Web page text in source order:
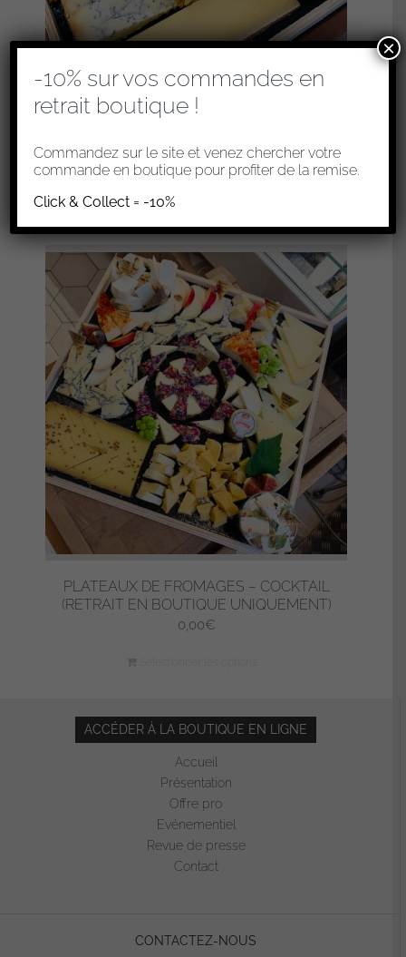
PLATEAUX DE FROMAGES – FIN DE REPAS
(RETRAIT EN BOUTIQUE UNIQUEMENT)
0,00
Sélectionner les options
PLATEAUX DE FROMAGES – COCKTAIL
(RETRAIT EN BOUTIQUE UNIQUEMENT)
0,00€
ACCÉDER À LA BOUTIQUE EN LIGNE
Accueil
Présentation
Offre pro
Evénementiel
Revue de presse
Contact
CONTACTEZ-NOUS
-10% sur vos commandes en
retrait boutique !
Commandez sur le site et venez chercher votre
commande en boutique pour profiter de la remise.
Click & Collect = -10%
×